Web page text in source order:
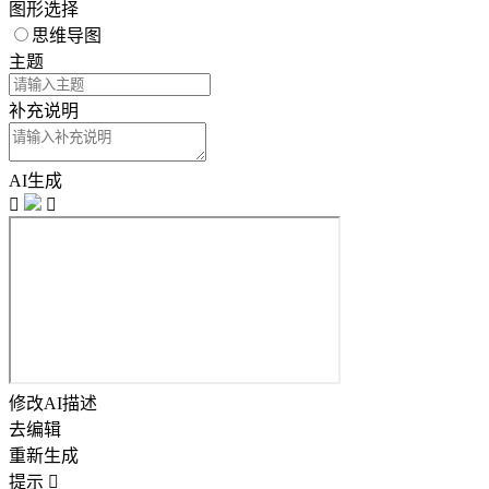
图形选择
思维导图
主题
补充说明
AI生成


修改AI描述
去编辑
重新生成
提示 